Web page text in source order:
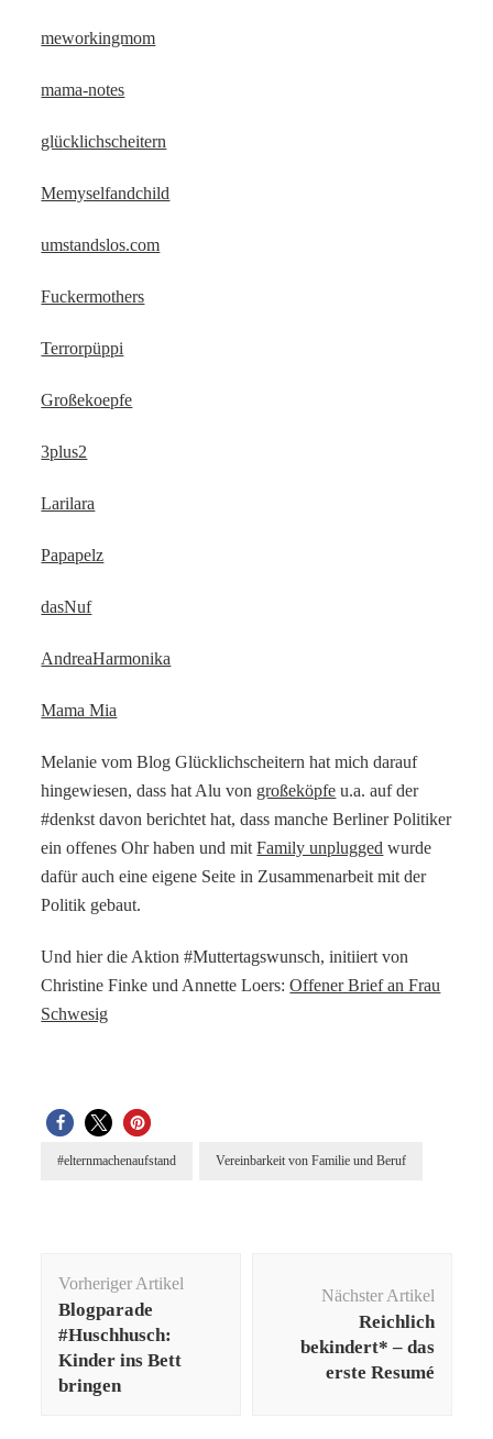
meworkingmom
mama-notes
glücklichscheitern
Memyselfandchild
umstandslos.com
Fuckermothers
Terrorpüppi
Großekoepfe
3plus2
Larilara
Papapelz
dasNuf
AndreaHarmonika
Mama Mia
Melanie vom Blog Glücklichscheitern hat mich darauf
hingewiesen, dass hat Alu von großeköpfe u.a. auf der
#denkst davon berichtet hat, dass manche Berliner Politiker
ein offenes Ohr haben und mitFamily unplugged wurde
dafür auch eine eigene Seite in Zusammenarbeit mit der
Politik gebaut.
Und hier die Aktion #Muttertagswunsch, initiiert von
Christine Finke und Annette Loers:Offener Brief an Frau
Schwesig
#elternmachenaufstand Vereinbarkeit von Familie und Beruf
Vorheriger Artikel
Blogparade
#Huschhusch:
Kinder ins Bett
bringen
Nächster Artikel
Reichlich
bekindert* – das
erste Resumé